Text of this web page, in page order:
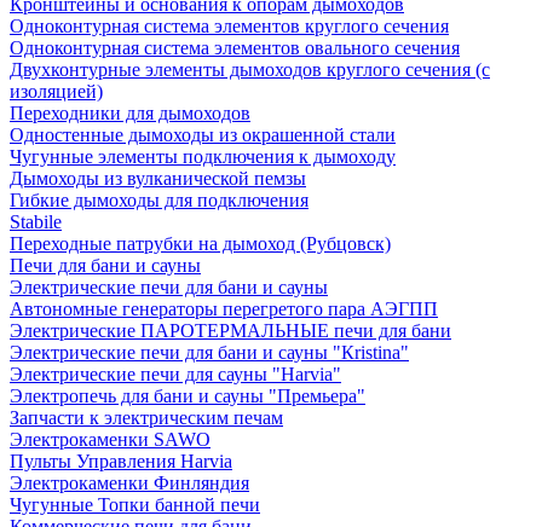
Кронштейны и основания к опорам дымоходов
Одноконтурная система элементов круглого сечения
Одноконтурная система элементов овального сечения
Двухконтурные элементы дымоходов круглого сечения (с
изоляцией)
Переходники для дымоходов
Одностенные дымоходы из окрашенной стали
Чугунные элементы подключения к дымоходу
Дымоходы из вулканической пемзы
Гибкие дымоходы для подключения
Stabile
Переходные патрубки на дымоход (Рубцовск)
Печи для бани и сауны
Электрические печи для бани и сауны
Автономные генераторы перегретого пара АЭГПП
Электрические ПАРОТЕРМАЛЬНЫЕ печи для бани
Электрические печи для бани и сауны "Кristina"
Электрические печи для сауны "Harvia"
Электропечь для бани и сауны "Премьера"
Запчасти к электрическим печам
Электрокаменки SAWO
Пульты Управления Harvia
Электрокаменки Финляндия
Чугунные Топки банной печи